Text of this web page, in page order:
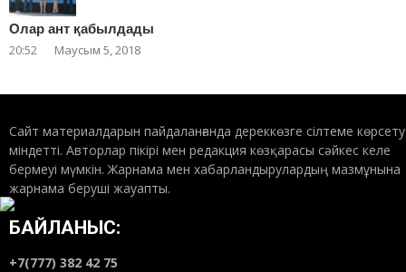
Олар ант қабылдады
20:52 Маусым 5, 2018
Сайт материалдарын пайдаланғанда дереккөзге сілтеме көрсету
міндетті. Авторлар пікірі мен редакция көзқарасы сәйкес келе
бермеуі мүмкін. Жарнама мен хабарландырулардың мазмұнына
жарнама беруші жауапты.
БАЙЛАНЫС:
+7(777) 382 42 75